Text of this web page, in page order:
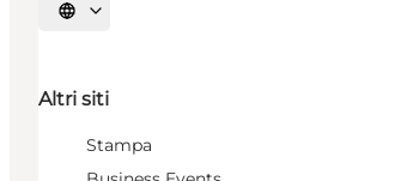
Seleziona la lingua
Altri siti
Stampa